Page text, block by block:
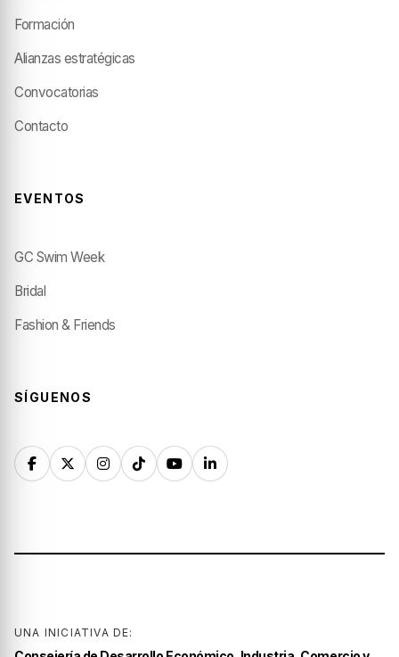
Formación
Alianzas estratégicas
Convocatorias
Contacto
EVENTOS
GC Swim Week
Bridal
Fashion & Friends
SÍGUENOS
UNA INICIATIVA DE: